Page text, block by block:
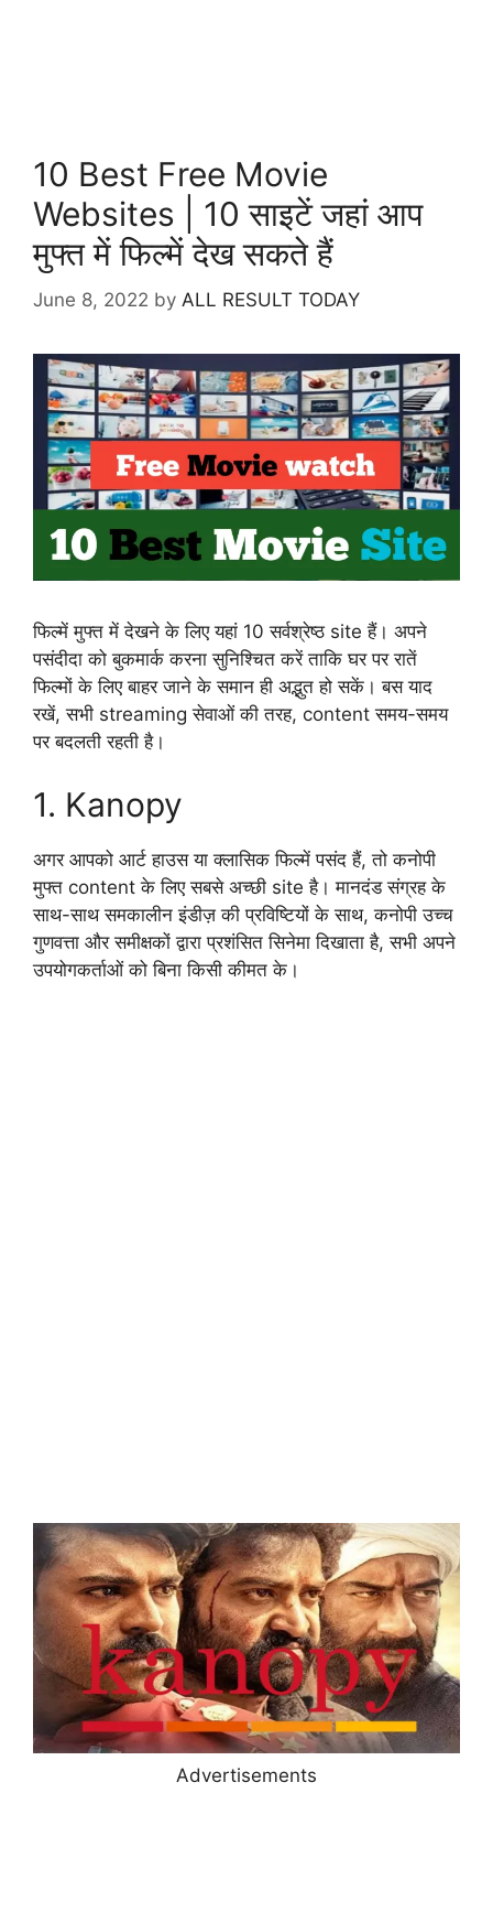
10 Best Free Movie
Websites | 10 साइटें जहां आप
मुफ्त में फिल्में देख सकते हैं
June 8, 2022 by ALL RESULT TODAY
फिल्में मुफ्त में देखने के लिए यहां 10 सर्वश्रेष्ठ site हैं। अपने
पसंदीदा को बुकमार्क करना सुनिश्चित करें ताकि घर पर रातें
फिल्मों के लिए बाहर जाने के समान ही अद्भुत हो सकें। बस याद
रखें, सभी streaming सेवाओं की तरह, content समय-समय
पर बदलती रहती है।
1. Kanopy
अगर आपको आर्ट हाउस या क्लासिक फिल्में पसंद हैं, तो कनोपी
मुफ्त content के लिए सबसे अच्छी site है। मानदंड संग्रह के
साथ-साथ समकालीन इंडीज़ की प्रविष्टियों के साथ, कनोपी उच्च
गुणवत्ता और समीक्षकों द्वारा प्रशंसित सिनेमा दिखाता है, सभी अपने
उपयोगकर्ताओं को बिना किसी कीमत के।
Advertisements